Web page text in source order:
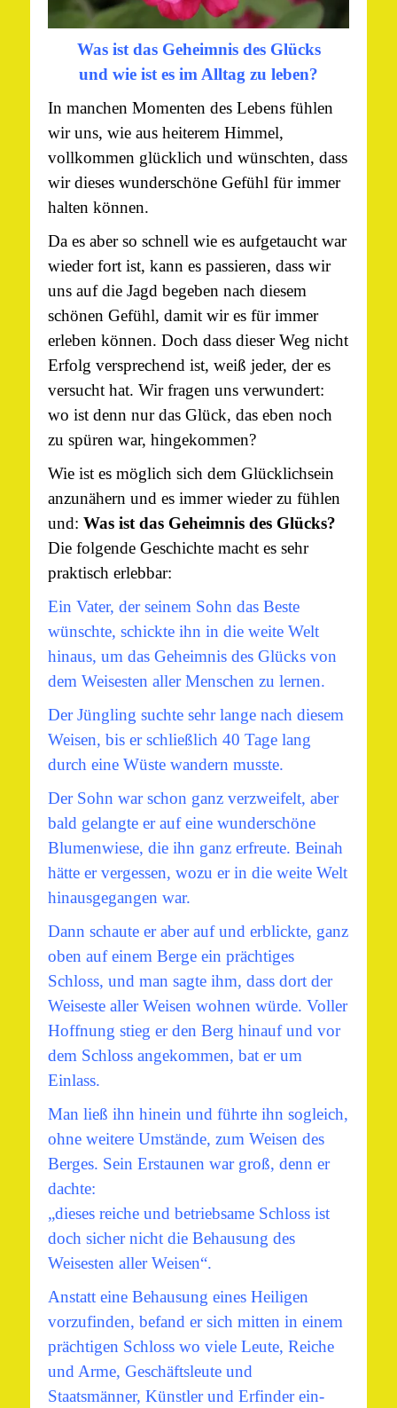
Was ist das Geheimnis des Glücks
und wie ist es im Alltag zu leben?
In manchen Momenten des Lebens fühlen
wir uns, wie aus heiterem Himmel,
vollkommen glücklich und wünschten, dass
wir dieses wunderschöne Gefühl für immer
halten können.
Da es aber so schnell wie es aufgetaucht war
wieder fort ist, kann es passieren, dass wir
uns auf die Jagd begeben nach diesem
schönen Gefühl, damit wir es für immer
erleben können. Doch dass dieser Weg nicht
Erfolg versprechend ist, weiß jeder, der es
versucht hat. Wir fragen uns verwundert:
wo ist denn nur das Glück, das eben noch
zu spüren war, hingekommen?
Wie ist es möglich sich dem Glücklichsein
anzunähern und es immer wieder zu fühlen
und: Was ist das Geheimnis des Glücks?
Die folgende Geschichte macht es sehr
praktisch erlebbar:
Ein Vater, der seinem Sohn das Beste
wünschte, schickte ihn in die weite Welt
hinaus, um das Geheimnis des Glücks von
dem Weisesten aller Menschen zu lernen.
Der Jüngling suchte sehr lange nach diesem
Weisen, bis er schließlich 40 Tage lang
durch eine Wüste wandern musste.
Der Sohn war schon ganz verzweifelt, aber
bald gelangte er auf eine wunderschöne
Blumenwiese, die ihn ganz erfreute. Beinah
hätte er vergessen, wozu er in die weite Welt
hinausgegangen war.
Dann schaute er aber auf und erblickte, ganz
oben auf einem Berge ein prächtiges
Schloss, und man sagte ihm, dass dort der
Weiseste aller Weisen wohnen würde. Voller
Hoffnung stieg er den Berg hinauf und vor
dem Schloss angekommen, bat er um
Einlass.
Man ließ ihn hinein und führte ihn sogleich,
ohne weitere Umstände, zum Weisen des
Berges. Sein Erstaunen war groß, denn er
dachte:
„dieses reiche und betriebsame Schloss ist
doch sicher nicht die Behausung des
Weisesten aller Weisen“.
Anstatt eine Behausung eines Heiligen
vorzufinden, befand er sich mitten in einem
prächtigen Schloss wo viele Leute, Reiche
und Arme, Geschäftsleute und
Staatsmänner, Künstler und Erfinder ein-